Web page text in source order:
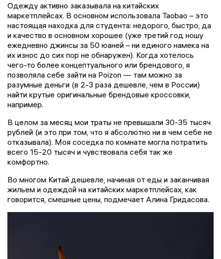
Одежду активно заказывала на китайских
маркетплейсах. В основном использовала Taobao – это
настоящая находка для студента: недорого, быстро, да
и качество в основном хорошее (уже третий год ношу
ежедневно джинсы за 50 юаней – ни единого намека на
их износ до сих пор не обнаружен). Когда хотелось
чего-то более концептуального или брендового, я
позволяла себе зайти на Poizon — там можно за
разумные деньги (в 2-3 раза дешевле, чем в России)
найти крутые оригинальные брендовые кроссовки,
например.
В целом за месяц мои траты не превышали 30-35 тысяч
рублей (и это при том, что я абсолютно ни в чем себе не
отказывала). Моя соседка по комнате могла потратить
всего 15-20 тысяч и чувствовала себя так же
комфортно.
Во многом Китай дешевле, начиная от еды и заканчивая
жильем и одеждой на китайских маркетплейсах, как
говорится, смешные цены, подмечает Алина Гридасова.